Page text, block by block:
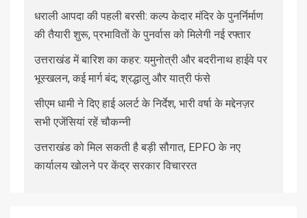
धराली आपदा की पहली बरसी: कल्प केदार मंदिर के पुनर्निर्माण
की तैयारी शुरू, प्रभावितों के पुनर्वास को मिलेगी नई रफ्तार
उत्तराखंड में बारिश का कहर: यमुनोत्री और बदरीनाथ हाईवे पर
भूस्खलन, कई मार्ग बंद; श्रद्धालु और यात्री फंसे
सीएम धामी ने दिए हाई अलर्ट के निर्देश, भारी वर्षा के मद्देनज़र
सभी एजेंसियां रहें चौकन्नी
उत्तराखंड को मिल सकती है बड़ी सौगात, EPFO के नए
कार्यालय खोलने पर केंद्र सरकार विचाररत